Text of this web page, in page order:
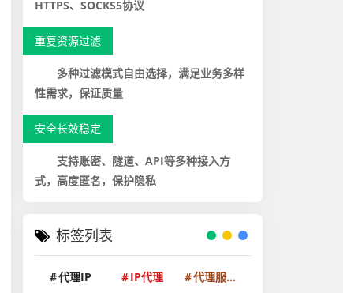
HTTPS、SOCKS5协议
重复资源过滤
多种过滤模式自由选择，满足业务多样
性需求，保证质量
安全长效稳定
支持账密、隧道、API等多种接入方
式，高度匿名，保护隐私
标签列表
代理IP IP代理
代理服务器